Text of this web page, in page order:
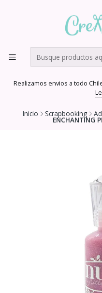
Realizamos envios a todo
Inicio Scrapbooking
ENCHANTING